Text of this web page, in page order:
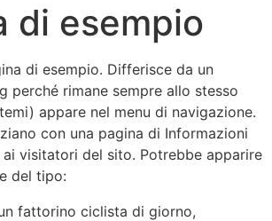
di esempio
di esempio. Differisce da un
perché rimane sempre allo stesso
appare nel menu di navigazione.
con una pagina di Informazioni
visitatori del sito. Potrebbe apparire
del tipo:
fattorino ciclista di giorno,